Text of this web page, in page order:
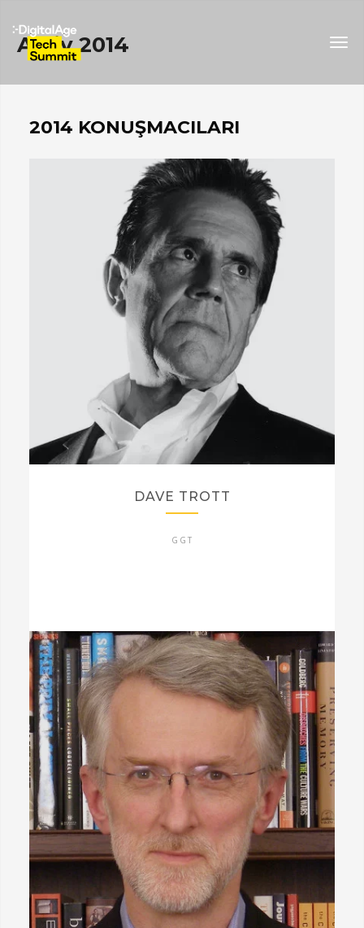
Arşiv 2014
2014 KONUŞMACILARI
DAVE TROTT
GGT